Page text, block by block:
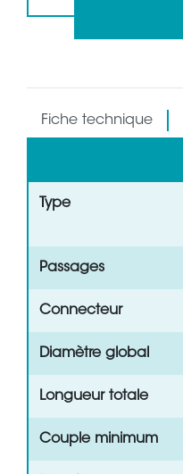
Fiche technique
Type
Passages
Connecteur
Diamètre global
Longueur totale
Couple minimum